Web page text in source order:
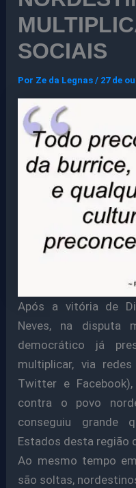
SOCIAIS
Por Ze da Legnas/ 27 de
Após a vitória de
Neves, na disputa
democrático já
multiplicar, via
Twitter e
contra o povo
conseguiu grande
Estados desta região
Ao mesmo tempo
são soltas,